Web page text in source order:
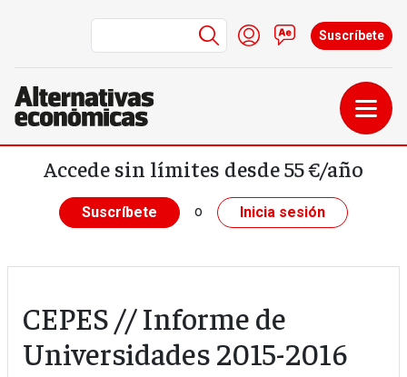
Pasar al contenido principal
Menú de cuenta de
Iniciar sesión
Contacto
Suscríbete
Accede sin límites desde 55 €/año
Suscríbete o Inicia sesión
CEPES // Informe de
Universidades 2015-2016